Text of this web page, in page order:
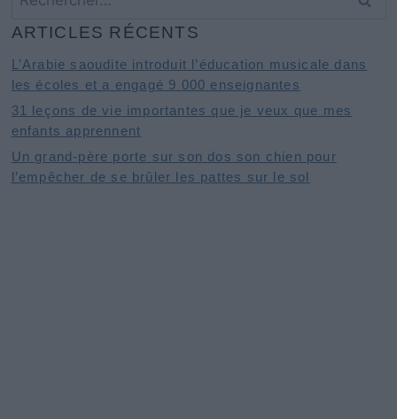
ARTICLES RÉCENTS
L’Arabie saoudite introduit l’éducation musicale dans
les écoles et a engagé 9 000 enseignantes
31 leçons de vie importantes que je veux que mes
enfants apprennent
Un grand-père porte sur son dos son chien pour
l’empêcher de se brûler les pattes sur le sol